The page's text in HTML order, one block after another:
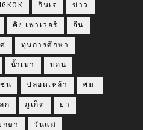
กินเจ ข่าว
คิง เพาเวอร์ จีน
ทุนการศึกษา
น้ำเมา บ่อน
น ปลอดเหล้า พม.
ก ภูเก็ต ยา
กษา วันแม่